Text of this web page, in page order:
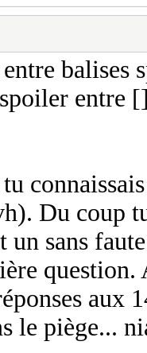
entre
entre
Du coup
sans
question.
aux
le piège...